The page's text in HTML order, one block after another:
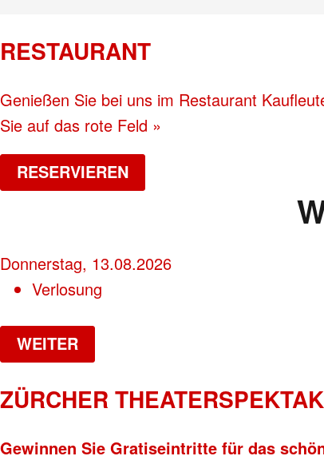
RESTAURANT
Genießen Sie bei uns im Restaurant
Sie auf das rote Feld »
RESERVIEREN
Donnerstag, 13.08.2026
Verlosung
WEITER
ZÜRCHER
Gewinnen Sie Gratiseintritte für das